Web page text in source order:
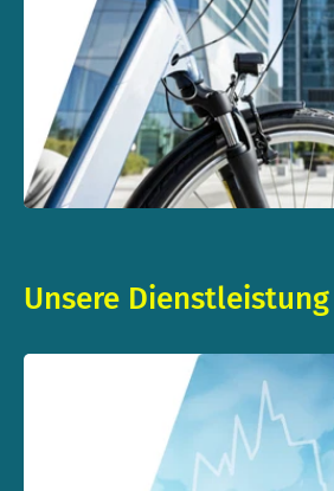
Unsere Dienstleistung